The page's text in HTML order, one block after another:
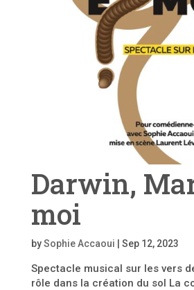
Darwin,
moi
bySophie Accaoui Sep 12, 2023
Spectacle musical sur les vers
rôle dans la création du sol La